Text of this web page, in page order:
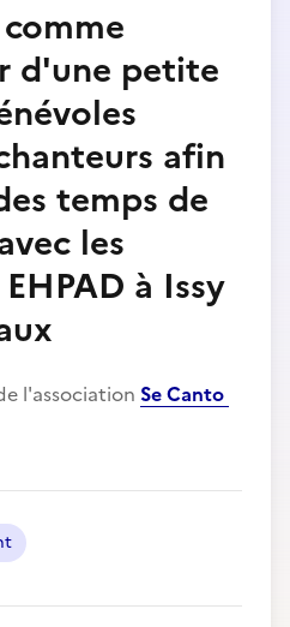
d'une petite
afin
temps de
les
à Issy
l'association Se Canto